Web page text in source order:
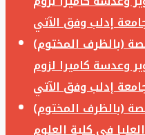
(بالظرف المختوم)
وعدسة كاميرا لزوم
(بالظرف المختوم)
في كلية العلوم